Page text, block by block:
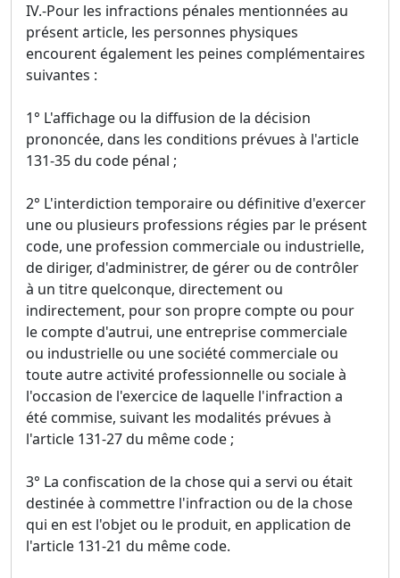
IV.-Pour les infractions pénales mentionnées au
présent article, les personnes physiques
encourent également les peines complémentaires
suivantes :
1° L'affichage ou la diffusion de la décision
prononcée, dans les conditions prévues à l'article
131-35 du code pénal ;
2° L'interdiction temporaire ou définitive d'exercer
une ou plusieurs professions régies par le présent
code, une profession commerciale ou industrielle,
de diriger, d'administrer, de gérer ou de contrôler
à un titre quelconque, directement ou
indirectement, pour son propre compte ou pour
le compte d'autrui, une entreprise commerciale
ou industrielle ou une société commerciale ou
toute autre activité professionnelle ou sociale à
l'occasion de l'exercice de laquelle l'infraction a
été commise, suivant les modalités prévues à
l'article 131-27 du même code ;
3° La confiscation de la chose qui a servi ou était
destinée à commettre l'infraction ou de la chose
qui en est l'objet ou le produit, en application de
l'article 131-21 du même code.